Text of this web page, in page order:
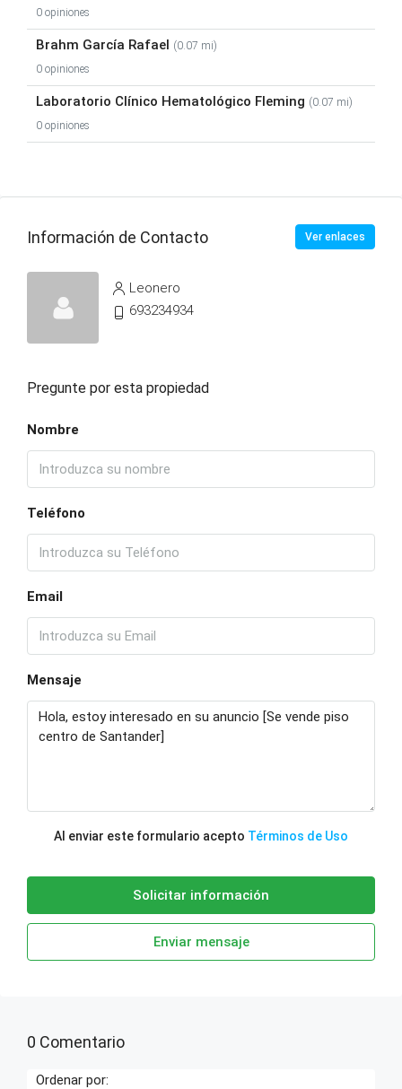
0 opiniones
Brahm García Rafael (0.07 mi)
0 opiniones
Laboratorio Clínico Hematológico Fleming (0.07 mi)
0 opiniones
Información de Contacto Ver enlaces
Leonero
693234934
Pregunte por esta propiedad
Nombre
Teléfono
Email
Mensaje
Al enviar este formulario acepto Términos de Uso
Solicitar información
Enviar mensaje
0 Comentario
Ordenar por: